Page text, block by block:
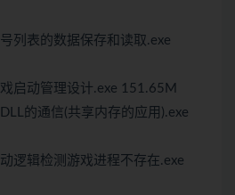
列表的数据保存和读取.exe
启动管理设计.exe 151.65M
的通信(共享内存的应用).exe
逻辑检测游戏进程不存在.exe